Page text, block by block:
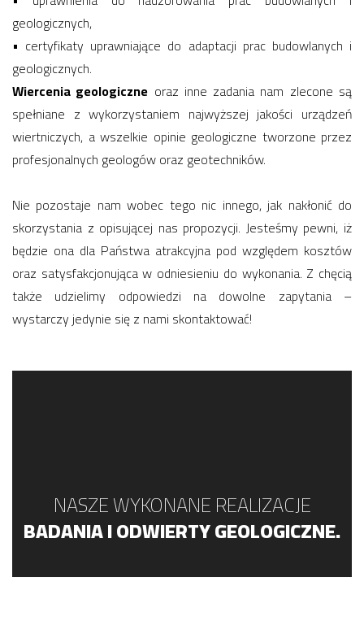
geologicznych,
• certyfikaty uprawniające do adaptacji prac budowlanych i
geologicznych.
Wiercenia geologiczne oraz inne zadania nam zlecone są
spełniane z wykorzystaniem najwyższej jakości urządzeń
wiertniczych, a wszelkie opinie geologiczne tworzone przez
profesjonalnych geologów oraz geotechników.
Nie pozostaje nam wobec tego nic innego, jak nakłonić do
skorzystania z opisującej nas propozycji. Jesteśmy pewni, iż
będzie ona dla Państwa atrakcyjna pod względem kosztów
oraz satysfakcjonująca w odniesieniu do wykonania. Z chęcią
także udzielimy odpowiedzi na dowolne zapytania –
wystarczy jedynie się z nami skontaktować!
NASZE WYKONANE REALIZACJE
BADANIA I ODWIERTY GEOLOGICZNE.